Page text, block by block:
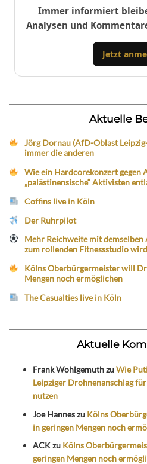
Immer informiert
Analysen und
Jetzt
Aktuelle
Jörg Dornau (AfD-Oblast
immer die anderen
Wie ein Hardcorekonzert gegen
„palästinensische“ Aktivisten
Coffins live in Köln
Der Ruhrpilot
Mehr Reichweite mit demselben
zum rollenden Fitnessstudio wird
Kölns Oberbürgermeister will
Mengen noch ermöglichen
The Casualties live in Köln
Aktuelle
Frank WohlgemuthzuWie
Leipziger Drohnenanschlag
nutzen
Joe Hanneszu Kölns
in geringen Mengen noch
ACKzu Kölns
geringen Mengen noch